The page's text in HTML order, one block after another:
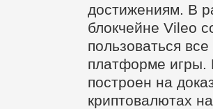
достижениям. В
блокчейне Vileo
пользоваться
платформе игры.
построен на
криптовалютах